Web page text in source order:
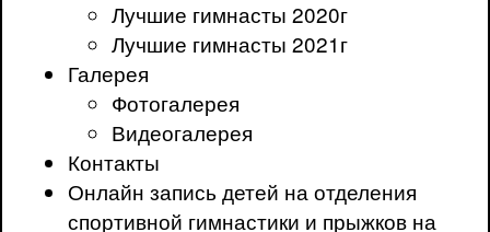
Лучшие гимнасты 2020г
Лучшие гимнасты 2021г
Галерея
Фотогалерея
Видеогалерея
Контакты
Онлайн запись детей на отделения
спортивной гимнастики и прыжков на